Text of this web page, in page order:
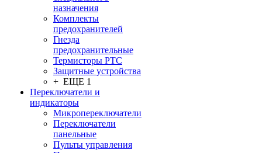
назначения
Комплекты
предохранителей
Гнезда
предохранительные
Термисторы PTC
Защитные устройства
+ ЕЩЕ 1
Переключатели и
индикаторы
Микропереключатели
Переключатели
панельные
Пульты управления